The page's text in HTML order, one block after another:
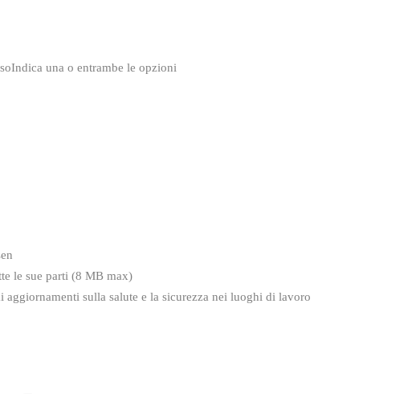
Indica una o entrambe le opzioni
le sue parti (8 MB max)
sulla salute e la sicurezza nei luoghi di lavoro